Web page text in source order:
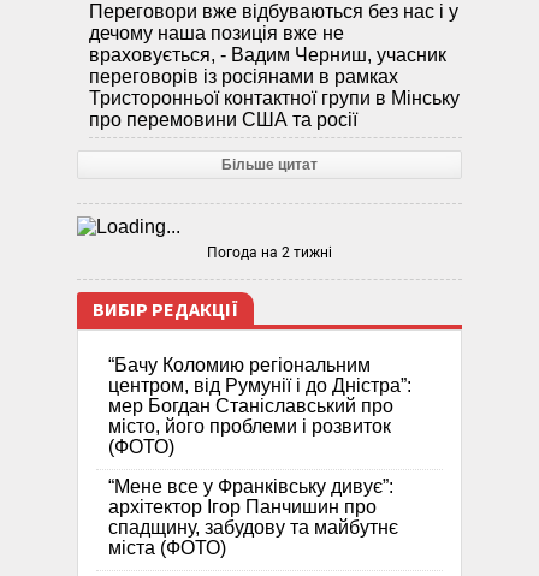
Переговори вже відбуваються без нас і у
дечому наша позиція вже не
враховується, - Вадим Черниш, учасник
переговорів із росіянами в рамках
Тристоронньої контактної групи в Мінську
про перемовини США та росії
Більше цитат
Погода на 2 тижні
ВИБІР РЕДАКЦІЇ
“Бачу Коломию регіональним
центром, від Румунії і до Дністра”:
мер Богдан Станіславський про
місто, його проблеми і розвиток
(ФОТО)
“Мене все у Франківську дивує”:
архітектор Ігор Панчишин про
спадщину, забудову та майбутнє
міста (ФОТО)